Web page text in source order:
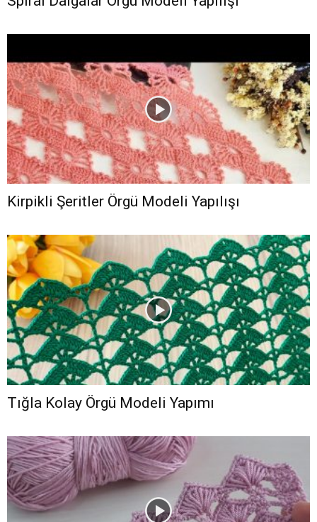
Kirpikli Şeritler Örgü Modeli Yapılışı
Tığla Kolay Örgü Modeli Yapımı